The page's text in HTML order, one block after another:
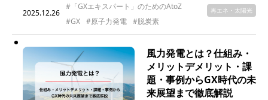
2025.12.26
#「GXエキスパート」のためのAtoZ
#GX
#原子力発電 #脱炭素
再エネ・太陽光
風力発電とは？仕組み・
メリットデメリット・課
題・事例からGX時代の未
来展望まで徹底解説